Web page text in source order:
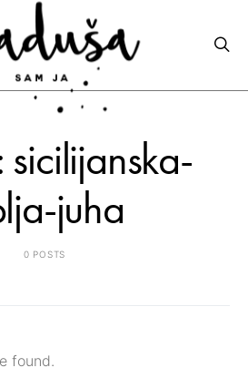
sicilijanska-
juha
0 POSTS
found.